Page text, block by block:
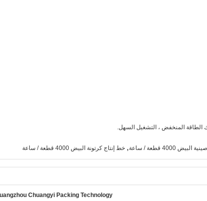
الطاقة المنخفض ، التشغيل السهل.
4000 قطعة / ساعة , خط إنتاج كرتونة البيض 4000 قطعة / ساعة
Chuangyi Packing Technology